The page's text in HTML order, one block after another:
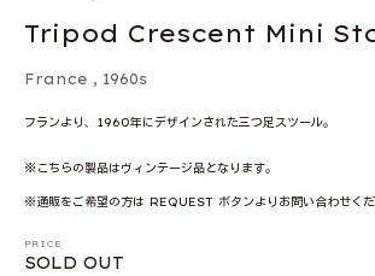
Tripod Crescent Mini
France , 1960s
フランより、1960年にデザインされた三つ足スツール。
※こちらの製品はヴィンテージ品となります。
※通販をご希望の方は REQUEST ボタンよりお問い合わせく
PRICE
SOLD OUT